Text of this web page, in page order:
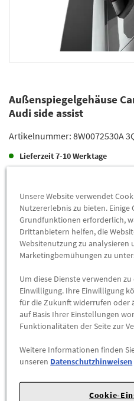
Außenspiegelgehäuse
Audi side assist
Artikelnummer: 8W0072530A
Lieferzeit7-10 Werktage
Preis inkl.19%MwSt.
Versandkostenfrei
Abholung
Abholbar andiesen
-
Unsere Website verwendet
Nutzererlebnis zu bieten. Einige
Grundfunktionen erforderlich,
Drittanbietern helfen, die
Websitenutzung zu analysieren
Marketingbemühungen zu
Um diese Dienste verwenden
Einwilligung. Ihre Einwilligung
für die Zukunft widerrufen oder
auf Basis Ihrer Einstellungen
Funktionalitäten der Seite zur
Weitere Informationen finden
unseren Datenschutzhinweisen
Cookie-